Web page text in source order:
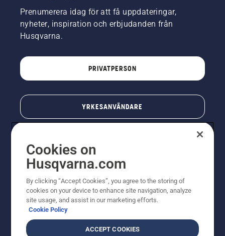
Prenumerera idag för att få uppdateringar,
nyheter, inspiration och erbjudanden från
Husqvarna.
PRIVATPERSON
YRKESANVÄNDARE
© Husqvarna AB (publ). All rights reserved. Priserna
som visas är rekommenderade cirkapriser. Alla angivna
priser är rekommenderade försäljningspriser (inkl.
Cookies on
Husqvarna.com
By clicking “Accept Cookies”, you agree to the storing of
cookies on your device to enhance site navigation, analyze
site usage, and assist in our marketing efforts.
Cookie Policy
ACCEPT COOKIES